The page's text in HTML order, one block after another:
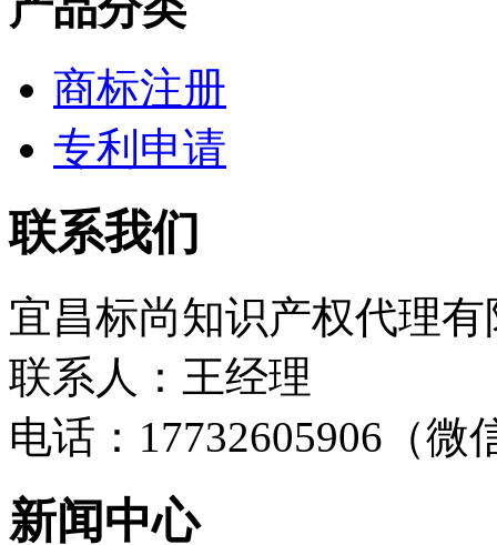
商标注册
专利申请
联系我们
宜昌标尚知识产权代理有
联系人：王经理
电话：17732605906（微
新闻中心